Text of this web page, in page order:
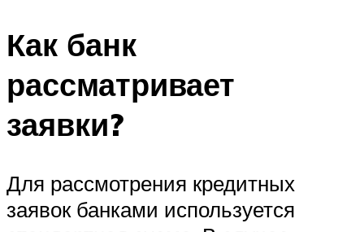
Как банк
рассматривает
заявки?
Для рассмотрения кредитных
заявок банками используется